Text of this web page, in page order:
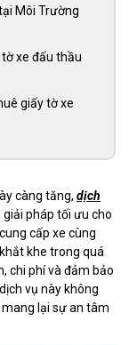
Môi Trường
xe đấu thầu
giấy tờ xe
càng tăng, dịch
pháp tối ưu cho
cấp xe cùng
khe trong quá
chi phí và đảm bảo
vụ này không
lại sự an tâm